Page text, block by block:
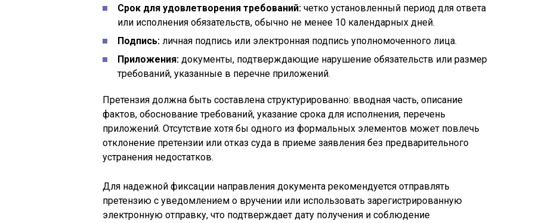
Срок для удовлетворения требований: четко установленный период для ответа
или исполнения обязательств, обычно не менее 10 календарных дней.
Подпись: личная подпись или электронная подпись уполномоченного лица.
Приложения: документы, подтверждающие нарушение обязательств или размер
требований, указанные в перечне приложений.
Претензия должна быть составлена структурированно: вводная часть, описание
фактов, обоснование требований, указание срока для исполнения, перечень
приложений. Отсутствие хотя бы одного из формальных элементов может повлечь
отклонение претензии или отказ суда в приеме заявления без предварительного
устранения недостатков.
Для надежной фиксации направления документа рекомендуется отправлять
претензию с уведомлением о вручении или использовать зарегистрированную
электронную отправку, что подтверждает дату получения и соблюдение